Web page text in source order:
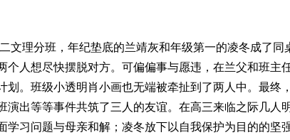
文理分班，年纪垫底的兰靖灰和年级第一的凌冬成了同
个人想尽快摆脱对方。可偏偏事与愿违，在兰父和班主
划。班级小透明肖小画也无端被牵扯到了两人中。最终
演出等等事件共筑了三人的友谊。在高三来临之际几人
学习问题与母亲和解；凌冬放下以自我保护为目的的坚